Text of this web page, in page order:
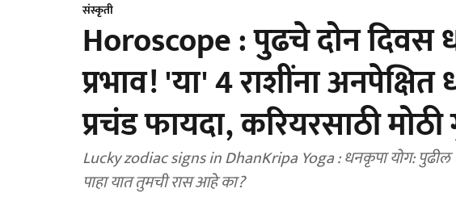
संस्कृती
Horoscope : पुढचे दोन दिवस
प्रभाव! 'या' 4 राशींना
प्रचंड फायदा, करियरसाठी
Lucky zodiac signs in DhanKripa Yoga : धनकृपा योग: पुढील
पाहा यात तुमची रास आहे का?